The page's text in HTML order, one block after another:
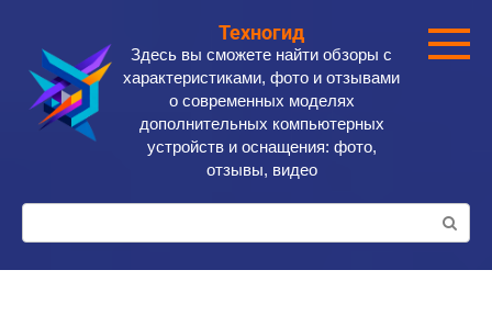
контенту
Техногид
Здесь вы сможете найти обзоры с
характеристиками, фото и отзывами
о современных моделях
дополнительных компьютерных
устройств и оснащения: фото,
отзывы, видео
Поиск: